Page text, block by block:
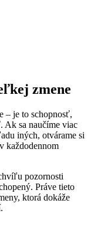
zmene
– je to schopnosť,
Ak sa naučíme viac
iných, otvárame si
každodennom
pozornosti
Práve tieto
ktorá dokáže